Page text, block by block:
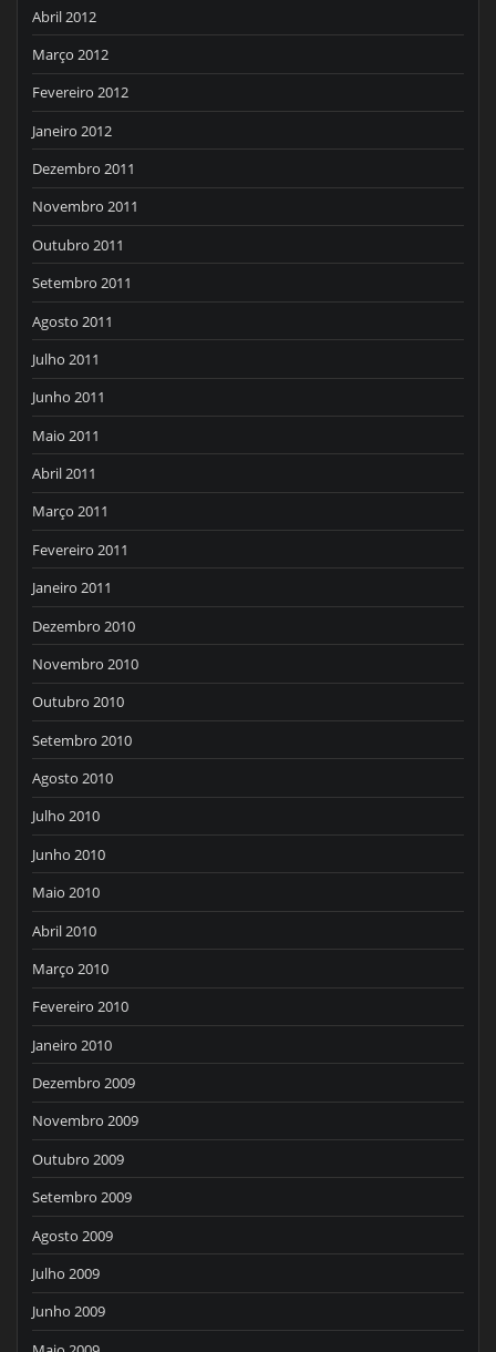
Abril 2012
Março 2012
Fevereiro 2012
Janeiro 2012
Dezembro 2011
Novembro 2011
Outubro 2011
Setembro 2011
Agosto 2011
Julho 2011
Junho 2011
Maio 2011
Abril 2011
Março 2011
Fevereiro 2011
Janeiro 2011
Dezembro 2010
Novembro 2010
Outubro 2010
Setembro 2010
Agosto 2010
Julho 2010
Junho 2010
Maio 2010
Abril 2010
Março 2010
Fevereiro 2010
Janeiro 2010
Dezembro 2009
Novembro 2009
Outubro 2009
Setembro 2009
Agosto 2009
Julho 2009
Junho 2009